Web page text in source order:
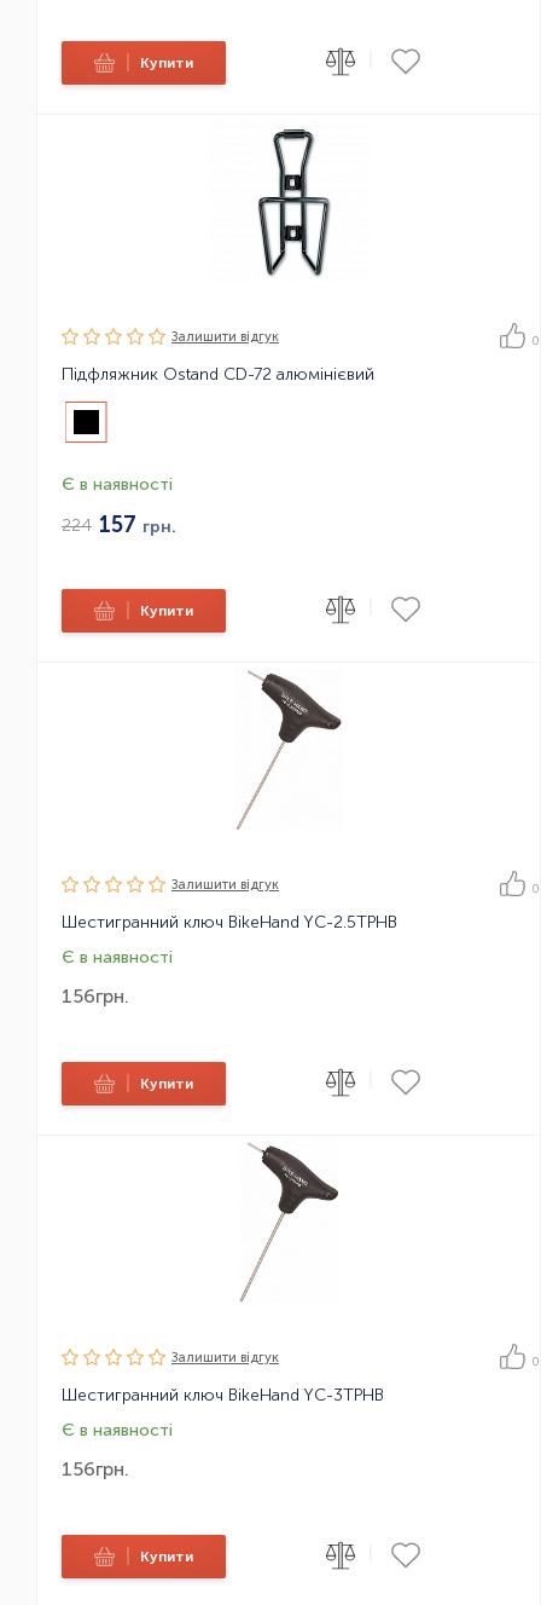
Купити
Залишити вiдгук 0
Підфляжник Ostand CD-72 алюмінієвий
Є в наявності
224 157 грн.
Купити
Залишити вiдгук 0
Шестигранний ключ BikeHand YC-2.5TPHB
Є в наявності
156грн.
Купити
Залишити вiдгук 0
Шестигранний ключ BikeHand YC-3TPHB
Є в наявності
156грн.
Купити